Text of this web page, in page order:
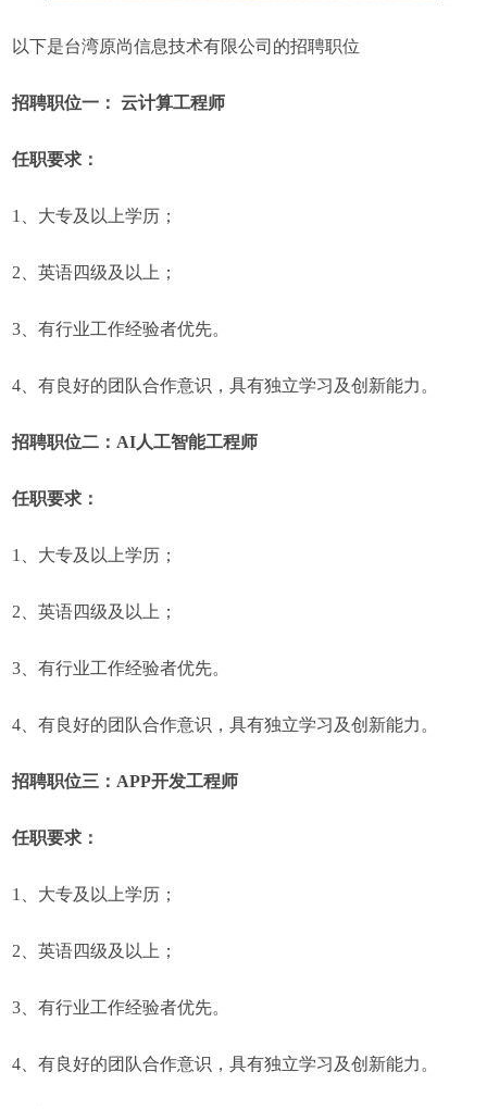
以下是台湾原尚信息技术有限公司的招聘职位
招聘职位一： 云计算工程师
任职要求：
1、大专及以上学历；
2、英语四级及以上；
3、有行业工作经验者优先。
4、有良好的团队合作意识，具有独立学习及创新能力。
招聘职位二：AI人工智能工程师
任职要求：
1、大专及以上学历；
2、英语四级及以上；
3、有行业工作经验者优先。
4、有良好的团队合作意识，具有独立学习及创新能力。
招聘职位三：APP开发工程师
任职要求：
1、大专及以上学历；
2、英语四级及以上；
3、有行业工作经验者优先。
4、有良好的团队合作意识，具有独立学习及创新能力。